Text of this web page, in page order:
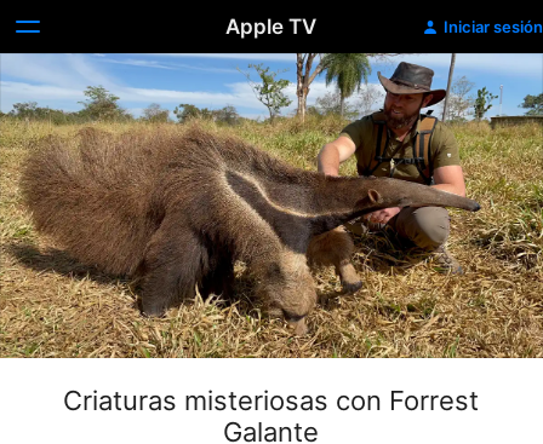
Apple TV Iniciar sesión
Criaturas misteriosas con Forrest
Galante